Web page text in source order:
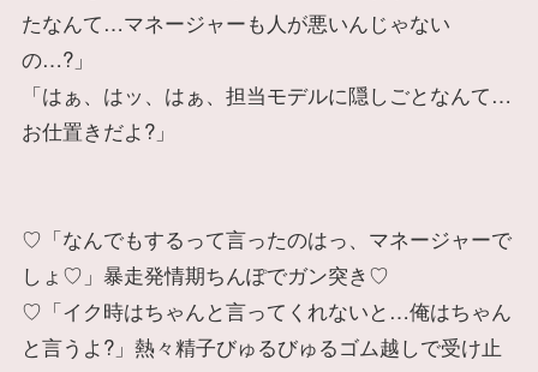
たなんて…マネージャーも人が悪いんじゃない
の…?」
「はぁ、はッ、はぁ、担当モデルに隠しごとなんて…
お仕置きだよ?」
♡「なんでもするって言ったのはっ、マネージャーで
しょ♡」暴走発情期ちんぽでガン突き♡
♡「イク時はちゃんと言ってくれないと…俺はちゃん
と言うよ?」熱々精子びゅるびゅるゴム越しで受け止